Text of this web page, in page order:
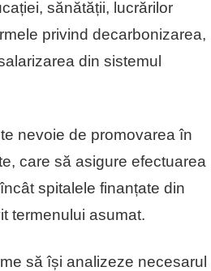
sănătății, lucrărilor
privind decarbonizarea,
din sistemul
nevoie de promovarea în
care să asigure efectuarea
spitalele finanțate din
termenului asumat.
să își analizeze necesarul